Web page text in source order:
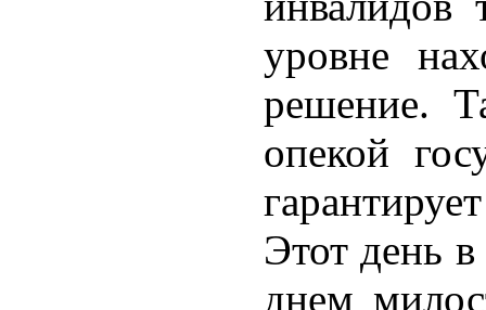
уровне
решение.
опекой
Этот день
днем